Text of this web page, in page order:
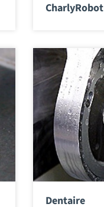
CharlyRobot
Dentaire